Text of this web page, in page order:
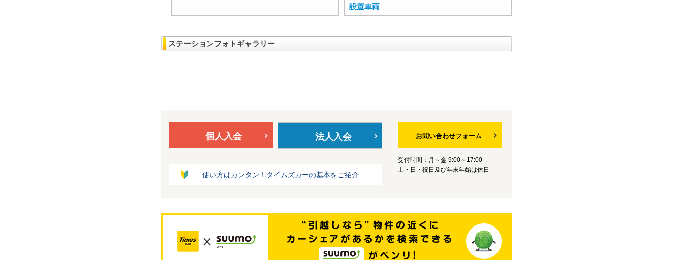
設置車両
ステーションフォトギャラリー
個人入会 法人入会
使い方はカンタン！タイムズカーの基本をご紹介
お問い合わせフォーム
受付時間：月～金 9:00～17:00
土・日・祝日及び年末年始は休日